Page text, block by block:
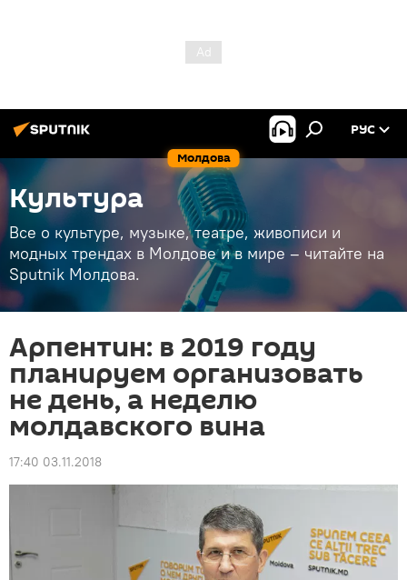
Молдова
РУС
Культура
Все о культуре, музыке, театре, живописи и
модных трендах в Молдове и в мире – читайте на
Sputnik Молдова.
Арпентин: в 2019 году
планируем организовать
не день, а неделю
молдавского вина
17:40 03.11.2018